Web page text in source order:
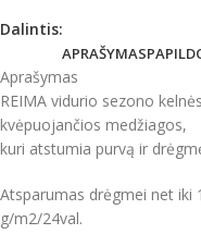
Dalintis:
APRAŠYMAS
Aprašymas
REIMA vidurio sezono
kvėpuojančios medžiagos,
kuri atstumia purvą ir
Atsparumas drėgmei net iki
g/m2/24val.